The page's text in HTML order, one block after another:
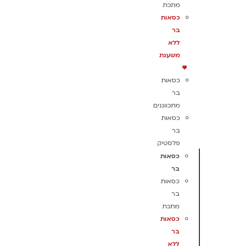
מתכת
כסאות
בר
ללא
משענת
כסאות
בר
מתכווננים
כסאות
בר
פלסטיק
כסאות
בר
כסאות
בר
מתכת
כסאות
בר
ללא